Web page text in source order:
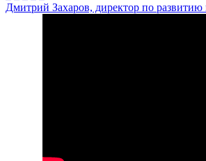
Дмитрий Захаров, директор по